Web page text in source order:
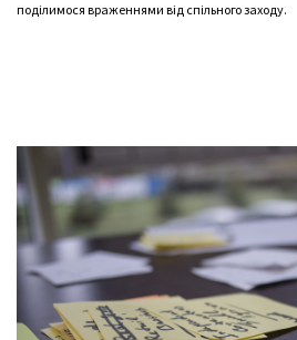
поділимося враженнями від спільного заходу.